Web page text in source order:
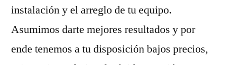
instalación y el arreglo de tu equipo.
Asumimos darte mejores resultados y por
ende tenemos a tu disposición bajos precios,